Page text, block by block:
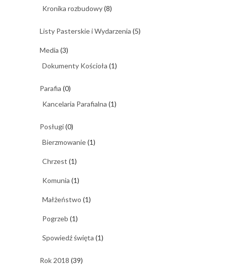
Kronika rozbudowy(8)
Listy Pasterskie i Wydarzenia (5)
Media (3)
Dokumenty Kościoła (1)
Parafia (0)
Kancelaria Parafialna (1)
Posługi(0)
Bierzmowanie(1)
Chrzest (1)
Komunia (1)
Małżeństwo (1)
Pogrzeb (1)
Spowiedź święta (1)
Rok 2018 (39)